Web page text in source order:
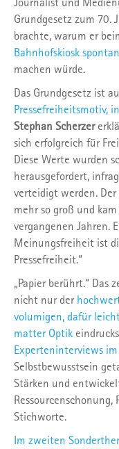
Grundgesetz zum 70.
brachte, warum er
Bahnhofskiosk
machen würde.
Das Grundgesetz ist
Pressefreiheitsmotiv,
Stephan Scherzer
sich erfolgreich für
Diese Werte wurden
herausgefordert,
verteidigt werden.
mehr so groß und
vergangenen Jahren.
Meinungsfreiheit ist
Pressefreiheit.“
„Papier berührt.“ Das
nicht nur der
volumigen, dafür
matter Optik
Experteninterviews
Selbstbewusstsein
Stärken und
Stichworte.
Im zweiten